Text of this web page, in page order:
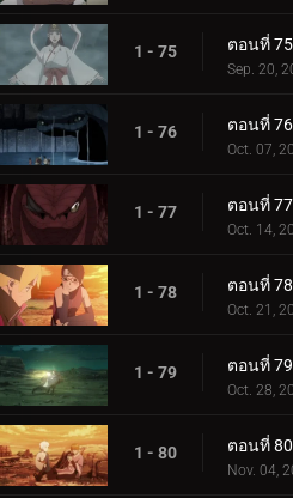
1 - 75 ตอนที่
Sep. 20,
1 - 76 ตอนที่
Oct. 07,
1 - 77
Oct. 14,
1 - 78 ตอนที่
Oct. 21,
1 - 79 ตอนที่
Oct. 28,
1 - 80 ตอนที่
Nov. 04,